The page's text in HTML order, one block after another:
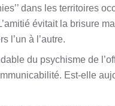
dans les territoires
évitait la brisure
l’un à l’autre.
du psychisme de
Est-elle